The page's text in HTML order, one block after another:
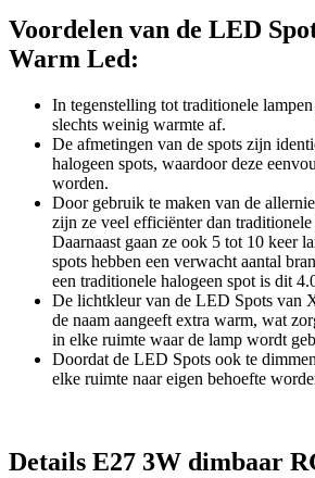
Voordelen van de LED
Warm Led:
In tegenstelling tot traditionele
slechts weinig warmte af.
De afmetingen van de spots zijn
halogeen spots, waardoor deze
worden.
Door gebruik te maken van de
zijn ze veel efficiënter dan traditionele
Daarnaast gaan ze ook 5 tot 10 keer
spots hebben een verwacht aantal
een traditionele halogeen spot is dit
De lichtkleur van de LED Spots van
de naam aangeeft extra warm, wat
in elke ruimte waar de lamp wordt
Doordat de LED Spots ook te
elke ruimte naar eigen behoefte
Details E27 3W dimbaar